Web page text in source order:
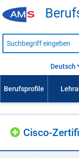
Suche
nach
Deutsch
Cis­co-